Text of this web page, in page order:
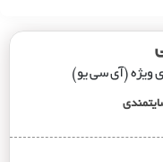
ویژه (آی سی یو)